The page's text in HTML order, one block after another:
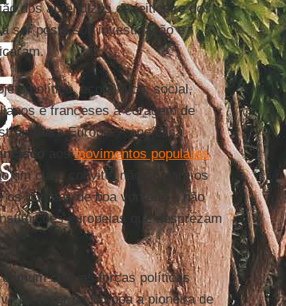
dos aprendizes de feiticeiro dos
ser posta sob investigação e
político, econômico, social,
e franceses a coragem de
outra Europa. A encíclica
aosmovimentos populares
um claro convite, não só para os
homens de boa vontade a não
europeias que desprezam
com as forças políticas
de fazer da Europa a pioneira de